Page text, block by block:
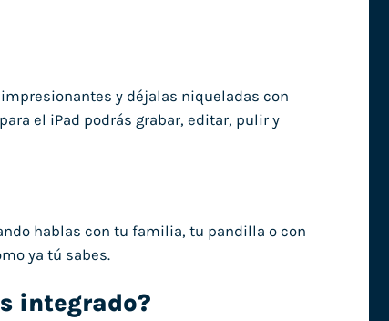
y déjalas niqueladas con
el iPad podrás grabar, editar, pulir y
hablas con tu familia, tu pandilla o con
ya tú sabes.
integrado?